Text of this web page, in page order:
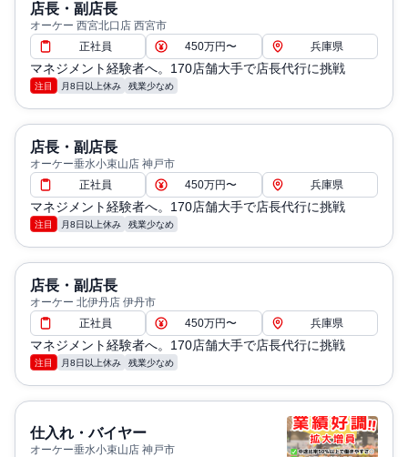
店長・副店長
オーケー 西宮北口店 西宮市
正社員
450万円〜 兵庫県
マネジメント経験者へ。170店舗大手で店長代行に挑戦
注目 月8日以上休み 残業少なめ
店長・副店長
オーケー垂水小束山店 神戸市
正社員
450万円〜 兵庫県
マネジメント経験者へ。170店舗大手で店長代行に挑戦
注目 月8日以上休み 残業少なめ
店長・副店長
オーケー 北伊丹店 伊丹市
正社員
450万円〜 兵庫県
マネジメント経験者へ。170店舗大手で店長代行に挑戦
注目 月8日以上休み 残業少なめ
仕入れ・バイヤー
オーケー垂水小束山店 神戸市